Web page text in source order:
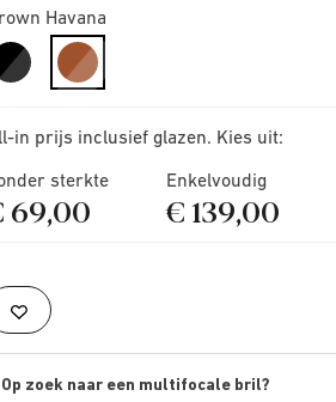
Havana
selected
in prijs inclusief glazen. Kies uit:
sterkte
69,00
Enkelvoudig
€ 139,00
Op zoek naar een multifocale bril?